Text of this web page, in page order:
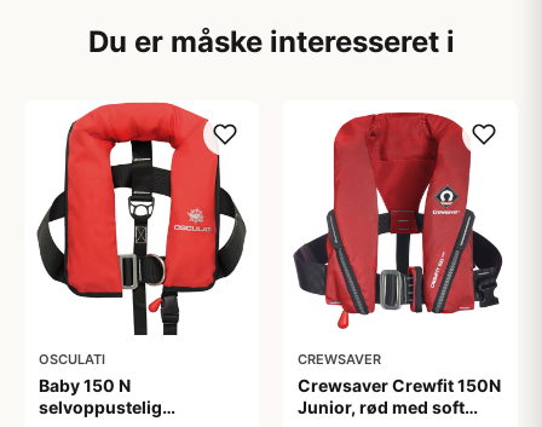
Du er måske interesseret i
OSCULATI
Baby 150 N
selvoppustelig
CREWSAVER
Crewsaver Crewfit 150N
Junior, rød med soft